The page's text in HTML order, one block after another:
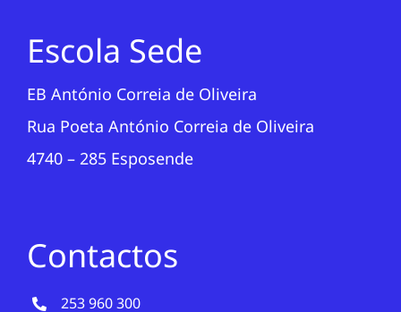
Escola Sede
EB António Correia de Oliveira
Rua Poeta António Correia de Oliveira
4740 – 285 Esposende
Contactos
253 960 300